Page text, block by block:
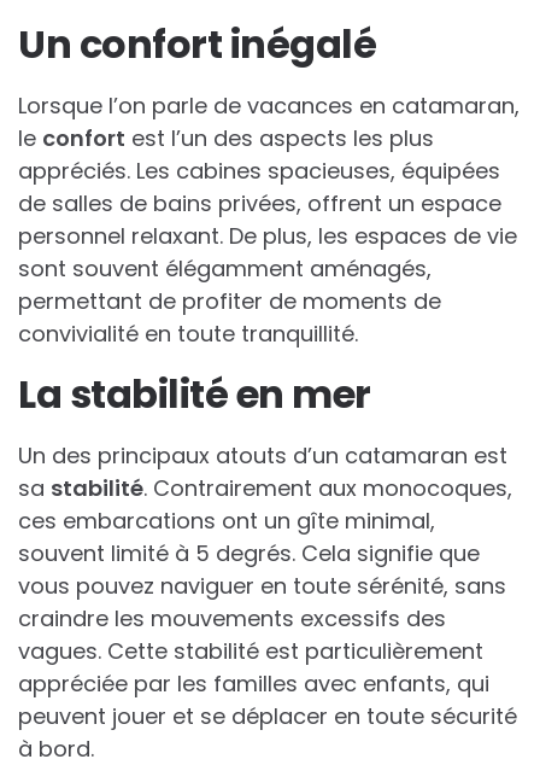
Un confort inégalé
Lorsque l’on parle de vacances en catamaran,
le confort est l’un des aspects les plus
appréciés. Les cabines spacieuses, équipées
de salles de bains privées, offrent un espace
personnel relaxant. De plus, les espaces de vie
sont souvent élégamment aménagés,
permettant de profiter de moments de
convivialité en toute tranquillité.
La stabilité en mer
Un des principaux atouts d’un catamaran est
sa stabilité. Contrairement aux monocoques,
ces embarcations ont un gîte minimal,
souvent limité à 5 degrés. Cela signifie que
vous pouvez naviguer en toute sérénité, sans
craindre les mouvements excessifs des
vagues. Cette stabilité est particulièrement
appréciée par les familles avec enfants, qui
peuvent jouer et se déplacer en toute sécurité
à bord.